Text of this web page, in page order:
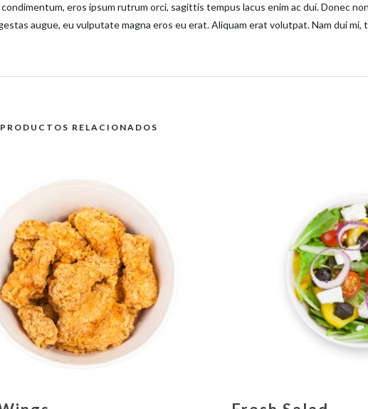
eros ipsum rutrum orci, sagittis tempus lacus enim ac dui. Donec
augue, eu vulputate magna eros eu erat. Aliquam erat volutpat. Nam dui mi,
PRODUCTOS RELACIONADOS